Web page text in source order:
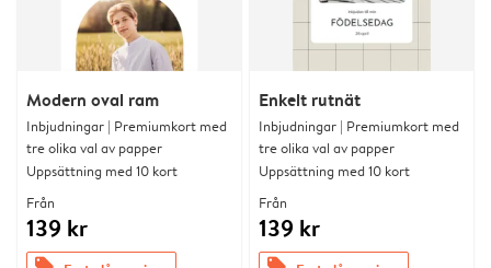
Modern oval ram
Inbjudningar | Premiumkort med
tre olika val av papper
Uppsättning med 10 kort
Från
139 kr
Enkelt rutnät
Inbjudningar | Premiumkort med
tre olika val av papper
Uppsättning med 10 kort
Från
139 kr